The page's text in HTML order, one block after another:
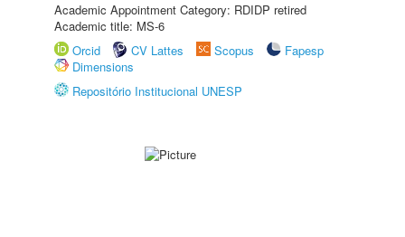
Academic Appointment Category: RDIDP retired
Academic title: MS-6
Orcid
CV Lattes Scopus
Fapesp
Dimensions
Repositório Institucional UNESP